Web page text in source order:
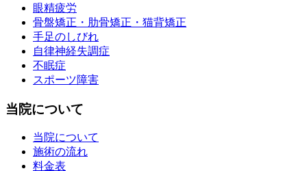
眼精疲労
骨盤矯正・肋骨矯正・猫背矯正
手足のしびれ
自律神経失調症
不眠症
スポーツ障害
当院について
当院について
施術の流れ
料金表